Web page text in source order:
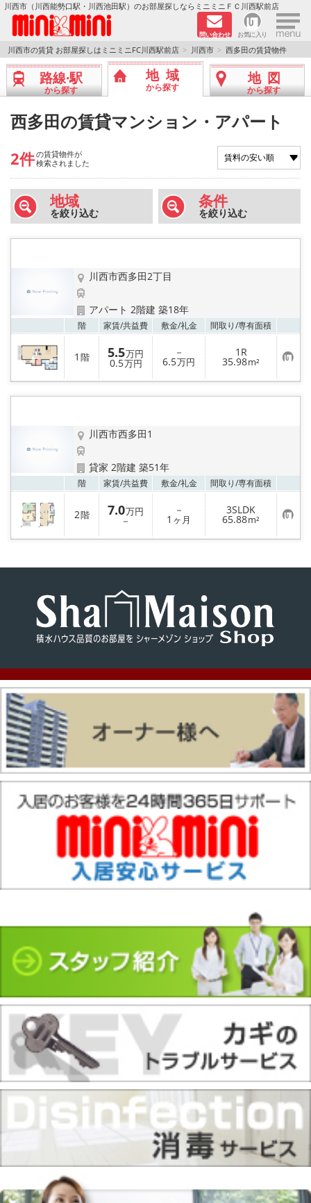
川西市（川西能勢口駅・川西池田駅）のお部屋探しならミニミニＦＣ川西駅前店
問い合わせ お気に入り ×
TOPページ
新築物件
ペットOKの物件
分譲賃貸
路線·駅から探す
地域から探す
LINEおともだち
店舗情報·アクセス
会社概要
メールでお問い合わせ
川西市の賃貸 お部屋探しはミニミニFC川西駅前店 川西市 西多田の賃貸物件
路線·駅
から探す
地域
から探す
地図
から探す
西多田の賃貸マンション・アパート
2件の賃貸物件が
検索されました
地域
を絞り込む
条件
を絞り込む
川西市西多田2丁目
アパート 2階建 築18年
階 家賃/共益費 敷金/礼金 間取り/専有面積
1 階 5.5万円
0.5万円
－
6.5万円
1R
35.98m² お
気
に
り
川西市西多田1
貸家 2階建 築51年
階 家賃/共益費 敷金/礼金 間取り/専有面積
2階 7.0万円
－
－
1 ヶ月
3SLDK
65.88m² お
気
に
登